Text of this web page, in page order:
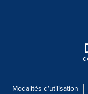
Modalités d'utilisation